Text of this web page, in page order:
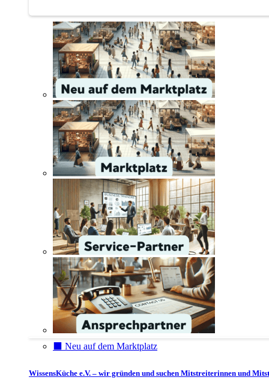
⬛️ Neu auf dem Marktplatz
WissensKüche e.V. – wir gründen und suchen Mitstreiterinnen und